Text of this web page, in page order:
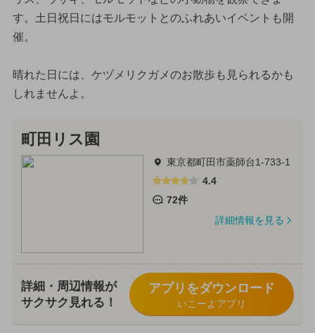
す。土日祝日にはモルモットとのふれあいイベントも開
催。
晴れた日には、ケヅメリクガメのお散歩も見られるかも
しれませんよ。
町田リス園
東京都町田市薬師台1-733-1
4.4
72件
詳細情報を見る
詳細・周辺情報が
サクサク見れる！
アプリをダウンロード
いこーよアプリ